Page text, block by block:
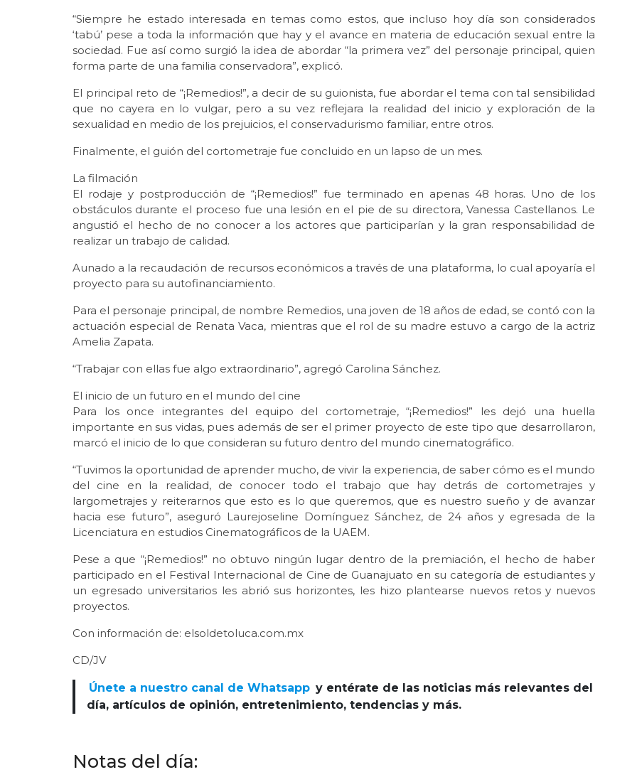
“Siempre he estado interesada en temas como estos, que incluso hoy día son considerados
‘tabú’ pese a toda la información que hay y el avance en materia de educación sexual entre la
sociedad. Fue así como surgió la idea de abordar “la primera vez” del personaje principal, quien
forma parte de una familia conservadora”, explicó.
El principal reto de “¡Remedios!”, a decir de su guionista, fue abordar el tema con tal sensibilidad
que no cayera en lo vulgar, pero a su vez reflejara la realidad del inicio y exploración de la
sexualidad en medio de los prejuicios, el conservadurismo familiar, entre otros.
Finalmente, el guión del cortometraje fue concluido en un lapso de un mes.
La filmación
El rodaje y postproducción de “¡Remedios!” fue terminado en apenas 48 horas. Uno de los
obstáculos durante el proceso fue una lesión en el pie de su directora, Vanessa Castellanos. Le
angustió el hecho de no conocer a los actores que participarían y la gran responsabilidad de
realizar un trabajo de calidad.
Aunado a la recaudación de recursos económicos a través de una plataforma, lo cual apoyaría el
proyecto para su autofinanciamiento.
Para el personaje principal, de nombre Remedios, una joven de 18 años de edad, se contó con la
actuación especial de Renata Vaca, mientras que el rol de su madre estuvo a cargo de la actriz
Amelia Zapata.
“Trabajar con ellas fue algo extraordinario”, agregó Carolina Sánchez.
El inicio de un futuro en el mundo del cine
Para los once integrantes del equipo del cortometraje, “¡Remedios!” les dejó una huella
importante en sus vidas, pues además de ser el primer proyecto de este tipo que desarrollaron,
marcó el inicio de lo que consideran su futuro dentro del mundo cinematográfico.
“Tuvimos la oportunidad de aprender mucho, de vivir la experiencia, de saber cómo es el mundo
del cine en la realidad, de conocer todo el trabajo que hay detrás de cortometrajes y
largometrajes y reiterarnos que esto es lo que queremos, que es nuestro sueño y de avanzar
hacia ese futuro”, aseguró Laurejoseline Domínguez Sánchez, de 24 años y egresada de la
Licenciatura en estudios Cinematográficos de la UAEM.
Pese a que “¡Remedios!” no obtuvo ningún lugar dentro de la premiación, el hecho de haber
participado en el Festival Internacional de Cine de Guanajuato en su categoría de estudiantes y
un egresado universitarios les abrió sus horizontes, les hizo plantearse nuevos retos y nuevos
proyectos.
Con información de: elsoldetoluca.com.mx
CD/JV
Únete a nuestro canal de Whatsapp y entérate de las noticias más relevantes del
día, artículos de opinión, entretenimiento, tendencias y más.
Notas del día: